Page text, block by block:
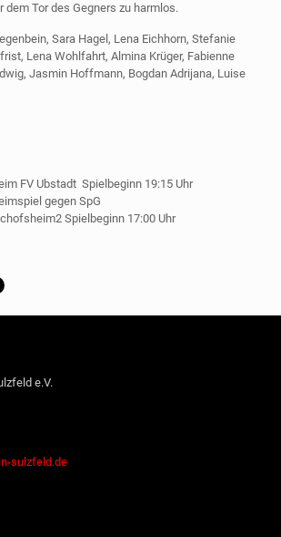
dem Tor des Gegners zu harmlos.
Sara Hagel, Lena Eichhorn, Stefanie
Lena Wohlfahrt, Almina Krüger, Fabienne
Jasmin Hoffmann, Bogdan Adrijana, Luise
FV Ubstadt Spielbeginn 19:15 Uhr
gegen SpG
Spielbeginn 17:00 Uhr
e.V.
sulzfeld.de